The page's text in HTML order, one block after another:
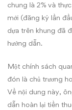
chung là 2% và
mới (đăng ký lần
dựa trên khung đã
hướng dẫn.
Một chính sách
đón là chủ trương
Về nội dung này,
dẫn hoàn lại tiền